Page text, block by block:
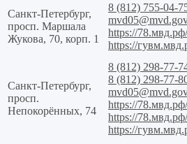
Санкт-Петербург,
просп. Маршала
Жукова, 70, корп. 1
8 (812) 755-04-
https://
https://
Санкт-Петербург,
просп.
Непокорённых, 74
8 (812) 298-77-
8 (812) 298-77-
https://
https://78.мвд.рф/
https://